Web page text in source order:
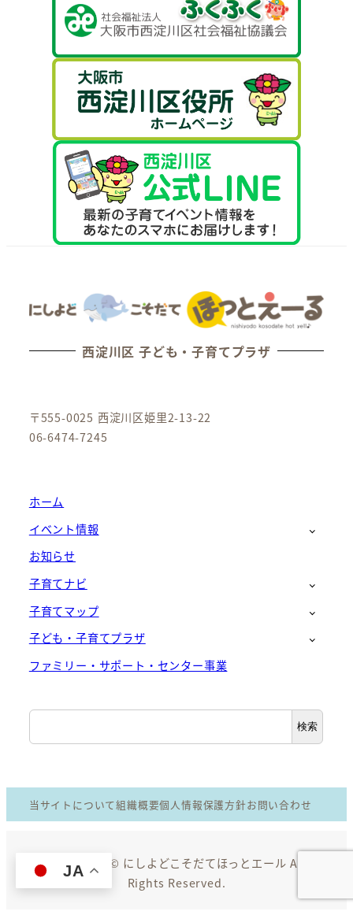
西淀川区 子ども・子育てプラザ
〒555-0025 西淀川区姫里2-13-22
06-6474-7245
ホーム
イベント情報
お知らせ
子育てナビ
子育てマップ
子ども・子育てプラザ
ファミリー・サポート・センター事業
検
索
検索
当サイトについて組織概要個人情報保護方針お問い合わせ
Copyright © にしよどこそだてほっとエール All
Rights Reserved.
JA